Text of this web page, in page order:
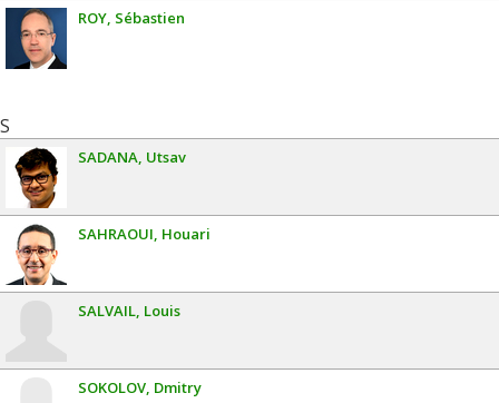
ROY Sébastien
S
SADANA Utsav
SAHRAOUI Houari
SALVAIL Louis
SOKOLOV Dmitry